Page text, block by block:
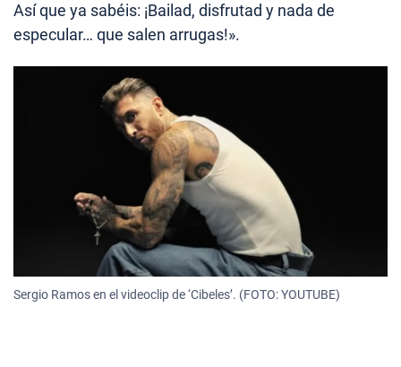
Así que ya sabéis: ¡Bailad, disfrutad y nada de
especular… que salen arrugas!».
Sergio Ramos en el videoclip de ‘Cibeles’. (FOTO: YOUTUBE)